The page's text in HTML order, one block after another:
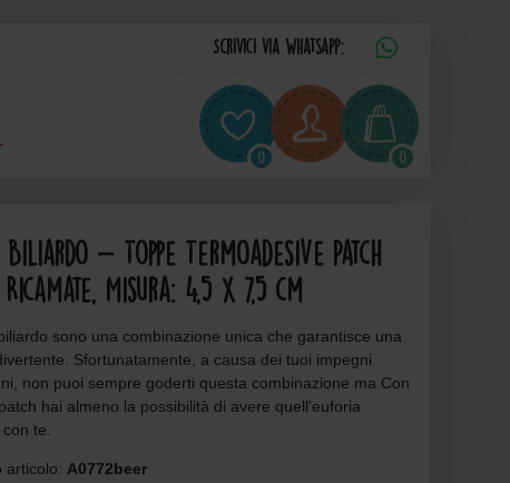
Scrivici via Whatsapp:
0 0
- Toppe Termoadesive Patch
Ricamate, Misura: 4,5 x 7,5 cm
sono una combinazione unica che garantisce una
Sfortunatamente, a causa dei tuoi impegni
non puoi sempre goderti questa combinazione ma Con
hai almeno la possibilità di avere quell'euforia
te.
articolo: A0772beer